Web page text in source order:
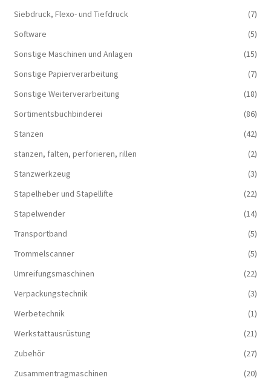
Siebdruck, Flexo- und Tiefdruck
(7)
Software
(5)
Sonstige Maschinen und Anlagen
(15)
Sonstige Papierverarbeitung
(7)
Sonstige Weiterverarbeitung
(18)
Sortimentsbuchbinderei
(86)
Stanzen
(42)
stanzen, falten, perforieren, rillen
(2)
Stanzwerkzeug
(3)
Stapelheber und Stapellifte
(22)
Stapelwender
(14)
Transportband
(5)
Trommelscanner
(5)
Umreifungsmaschinen
(22)
Verpackungstechnik
(3)
Werbetechnik
(1)
Werkstattausrüstung
(21)
Zubehör
(27)
Zusammentragmaschinen
(20)